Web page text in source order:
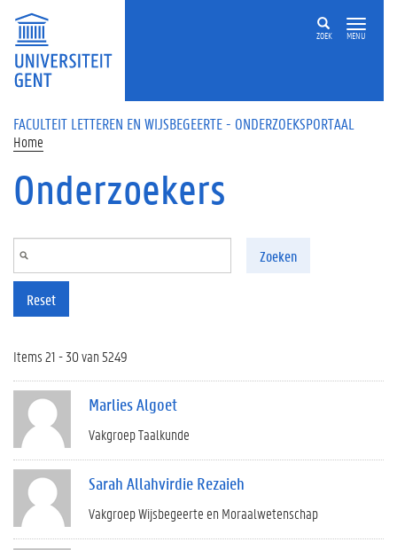
Overslaan en naar de inhoud gaan
ZOEK MENU
FACULTEIT LETTEREN EN WIJSBEGEERTE - ONDERZOEKSPORTAAL
Home
Onderzoekers
Zoeken
Reset
Items 21 - 30 van 5249
Marlies Algoet
Vakgroep Taalkunde
Sarah Allahvirdie Rezaieh
Vakgroep Wijsbegeerte en Moraalwetenschap